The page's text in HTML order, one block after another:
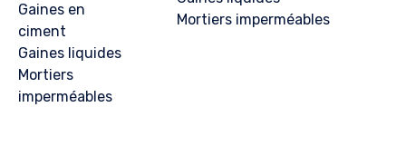
Mortiers imperméables
Gaines en
ciment
Gaines liquides
Mortiers
imperméables